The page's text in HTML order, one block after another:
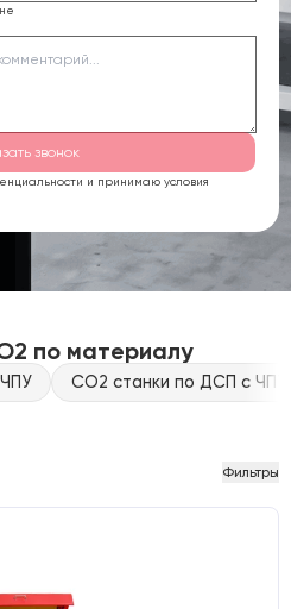
звонок
и принимаю условия
по материалу
CO2 станки по ДСП с ЧПУ
Фильтры